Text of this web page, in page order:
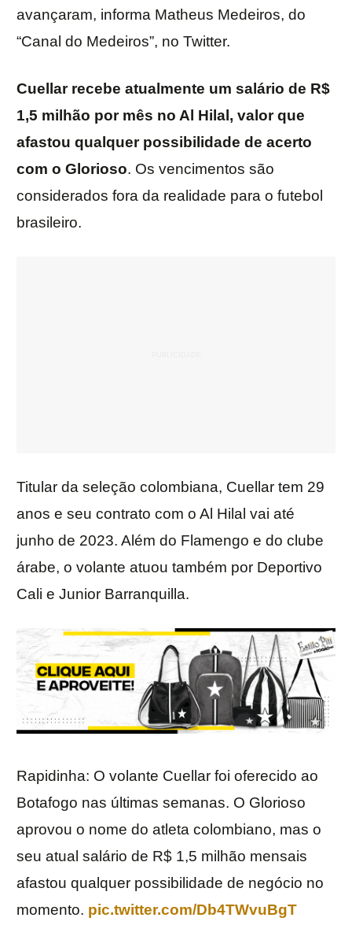
avançaram, informa Matheus Medeiros, do
“Canal do Medeiros”, no Twitter.
Cuellar recebe atualmente um salário de R$
1,5 milhão por mês no Al Hilal, valor que
afastou qualquer possibilidade de acerto
com o Glorioso. Os vencimentos são
considerados fora da realidade para o futebol
brasileiro.
Titular da seleção colombiana, Cuellar tem 29
anos e seu contrato com o Al Hilal vai até
junho de 2023. Além do Flamengo e do clube
árabe, o volante atuou também por Deportivo
Cali e Junior Barranquilla.
Rapidinha: O volante Cuellar foi oferecido ao
Botafogo nas últimas semanas. O Glorioso
aprovou o nome do atleta colombiano, mas o
seu atual salário de R$ 1,5 milhão mensais
afastou qualquer possibilidade de negócio no
momento. pic.twitter.com/Db4TWvuBgT